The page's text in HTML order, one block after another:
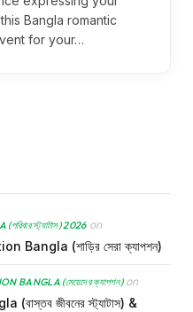
Bangla romantic
for your…
স্ট্যাটাস) 2026on
(শাড়ির সেরা ক্যাপশন)
BANGLA (মেয়েদের ক্যাপশন)on
জীবনের স্ট্যাটাস) &